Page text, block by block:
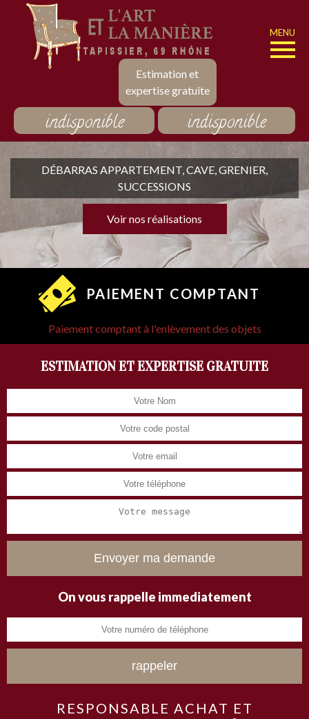
Estimation et
expertise gratuite
MENU
indisponible indisponible
DÉBARRAS APPARTEMENT, CAVE, GRENIER,
SUCCESSIONS
Voir nos réalisations
PAIEMENT COMPTANT
Paiement comptant à l'enlèvement des objets
ESTIMATION ET EXPERTISE GRATUITE
On vous rappelle immediatement
RESPONSABLE ACHAT ET